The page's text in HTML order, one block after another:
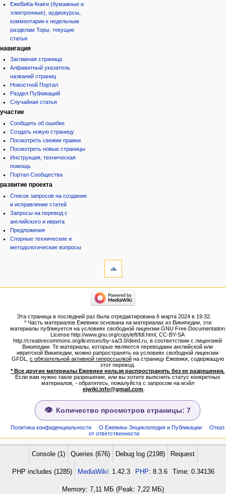
ЕжеВиКа-Книги (бумажные и
электронные), аудиокурсы,
комментарии к недельным
разделам Торы, текущие
статьи
навигация
Заглавная страница
Алфавитный указатель
названий страниц
Новостной Портал
Раздел Публикаций
Случайная статья
участие
Сообщить об ошибке
Создать новую страницу
Посмотреть свежие правки
Посмотреть новые страницы
Инструкция, техническая
помощь
Портал Сообщества
развитие проекта
Список запросов на создание
и исправление статей
Запросы на перевод с
английского и иврита
Предложения
Спорные технические и
методологические вопросы
Версия
для
Постоянная
ссылка
Сведения
о странице
категории
Народ
Проекты
Проекты/Участники/
дополнения
Публикации:Авторы
Публикации:Статьи по типу
Темы
ежевиковый куст
ЕжеВиКа,Еврейская Вики-
ЕжеВиКа-ТаНаХ
ЕжеВиКа-Публикации
ЕжеВиКа-Книги (бумажные и
электронные), аудиокурсы,
Заглавная страница
Эта страница в последний раз была отредактирована 6 марта 2024 в 19:32.
* Часть материалов Ежевики основана на материалах из Википедии, эти
материалы публикуется на условиях свободной лицензии GNU Free Documentation
License http://www.gnu.org/copyleft/fdl.html, CC-BY-SA
http://creativecommons.org/licenses/by-sa/3.0/deed.ru, в соответствии с лицензией
Википедии. Те материалы, которые являются переводами английской или
ивритской Википедии, можно рапространять на условиях свободной лицензии
GFDL, с обязательной активной гиперссылкойна страницу Ежевики, содержащую
этот перевод.
* Все другие материалы Ежевики нельзя распространять без ее разрешения.
Если вам нужно такое разрешение, или вы хотите выяснить статус конкретных
материалов, - обратитесь, пожалуйста с запросом на мэйл
ejwiki.info@gmail.com
Количество просмотров страницы: 7
Политика конфиденциальности О Ежевика-Энциклопедия и Публикации
Отказ
от ответственности
Console (1) Queries (676) Debug log (2198) Request
PHP includes (1285) MediaWiki: 1.42.3 PHP: 8.3.6 Time: 0.34136
Memory: 7,11 МБ (Peak: 7,22 МБ)